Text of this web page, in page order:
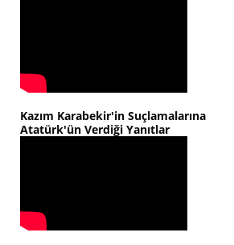
Kazım Karabekir'in Suçlamalarına
Atatürk'ün Verdiği Yanıtlar